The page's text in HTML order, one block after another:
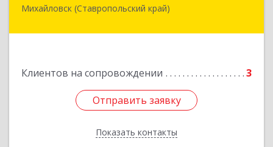
Михайловск (Ставропольский край)
Клиентов на сопровождении 3
Отправить заявку
Показать контакты
356240, Ставропольский край, Шпаковский р-
Подробнее
Отправить заявку
Назад